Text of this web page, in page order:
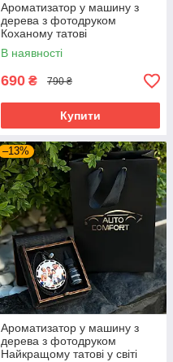
Ароматизатор у машину з
дерева з фотодруком
Коханому татові
В наявності
690 ₴ 790 ₴
Купити
–13%
Ароматизатор у машину з
дерева з фотодруком
Найкращому татові у світі